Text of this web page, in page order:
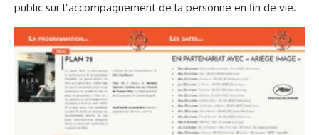
public sur l’accompagnement de la personne en fin de vie.